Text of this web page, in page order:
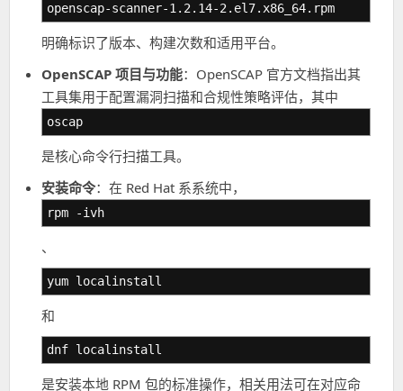
openscap-scanner-1.2.14-2.el7.x86_64.rpm
明确标识了版本、构建次数和适用平台。
OpenSCAP 项目与功能：OpenSCAP 官方文档指出其
工具集用于配置漏洞扫描和合规性策略评估，其中
oscap
是核心命令行扫描工具。
安装命令：在 Red Hat 系系统中，
rpm -ivh
、
yum localinstall
和
dnf localinstall
是安装本地 RPM 包的标准操作，相关用法可在对应命